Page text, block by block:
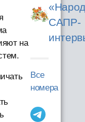
на
САПР-
Все
номера